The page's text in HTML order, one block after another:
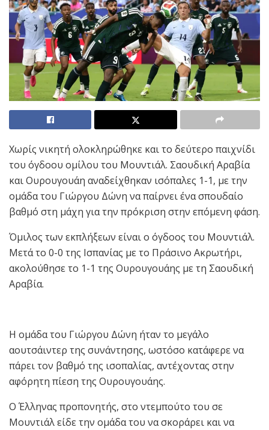
Χωρίς νικητή ολοκληρώθηκε και το δεύτερο παιχνίδι
του όγδοου ομίλου του Μουντιάλ. Σαουδική Αραβία
και Ουρουγουάη αναδείχθηκαν ισόπαλες 1-1, με την
ομάδα του Γιώργου Δώνη να παίρνει ένα σπουδαίο
βαθμό στη μάχη για την πρόκριση στην επόμενη φάση.
Όμιλος των εκπλήξεων είναι ο όγδοος του Μουντιάλ.
Μετά το 0-0 της Ισπανίας με το Πράσινο Ακρωτήρι,
ακολούθησε το 1-1 της Ουρουγουάης με τη Σαουδική
Αραβία.
Η ομάδα του Γιώργου Δώνη ήταν το μεγάλο
αουτσάιντερ της συνάντησης, ωστόσο κατάφερε να
πάρει τον βαθμό της ισοπαλίας, αντέχοντας στην
αφόρητη πίεση της Ουρουγουάης.
O Έλληνας προπονητής, στο ντεμπούτο του σε
Μουντιάλ είδε την ομάδα του να σκοράρει και να